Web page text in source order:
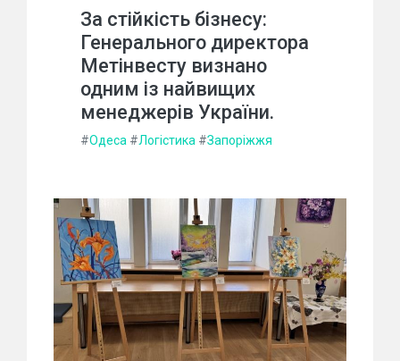
За стійкість бізнесу:
Генерального директора
Метінвесту визнано
одним із найвищих
менеджерів України.
#Одеса #Логістика #Запоріжжя